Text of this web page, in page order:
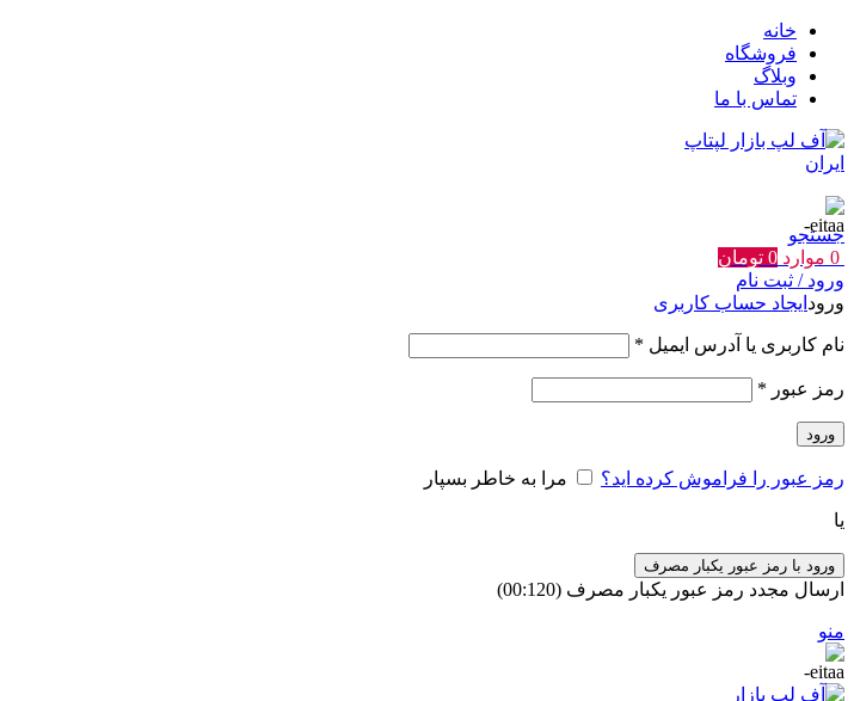
خانه
فروشگاه
وبلاگ
تماس با ما
جستجو
0 موارد 0 تومان
ورود / ثبت نام
ورود ایجاد حساب کاربری
نام کاربری یا آدرس ایمیل *
رمز عبور *
ورود
رمز عبور را فراموش کرده اید؟ مرا به خاطر بسپار
یا
ورود با رمز عبور یکبار مصرف
ارسال مجدد رمز عبور یکبار مصرف (00:
120
)
منو